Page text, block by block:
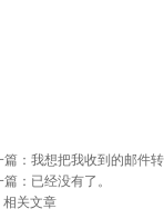
篇： 我想把我收到的邮件
：已经没有了。
相关文章